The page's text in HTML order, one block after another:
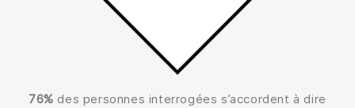
76% des personnes interrogées s’accordent à dire